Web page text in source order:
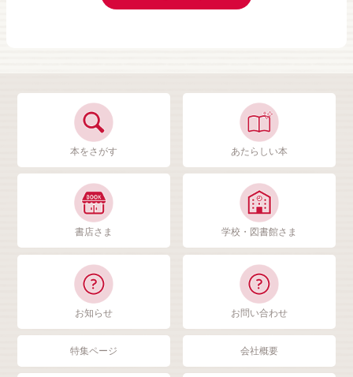
本をさがす あたらしい本
書店さま 学校・図書館さま
お知らせ お問い合わせ
特集ページ 会社概要